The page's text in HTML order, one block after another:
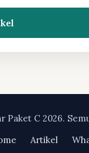
Paket C 2026.
Artikel